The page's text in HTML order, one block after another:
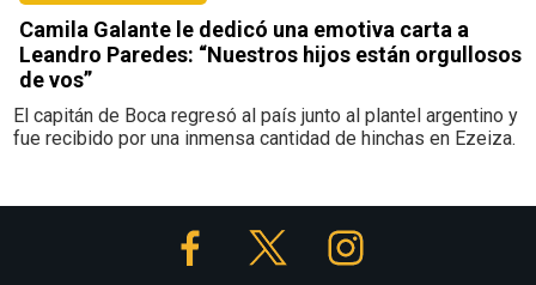
Camila Galante le dedicó una emotiva carta a
Leandro Paredes: “Nuestros hijos están orgullosos
de vos”
El capitán de Boca regresó al país junto al plantel argentino y
fue recibido por una inmensa cantidad de hinchas en Ezeiza.